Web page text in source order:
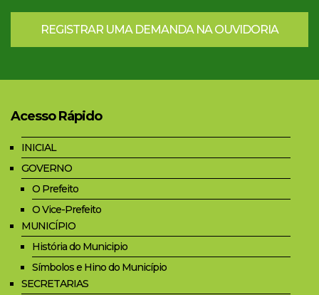
REGISTRAR UMA DEMANDA NA OUVIDORIA
Acesso Rápido
INICIAL
GOVERNO
O Prefeito
O Vice-Prefeito
MUNICÍPIO
História do Municipio
Símbolos e Hino do Município
SECRETARIAS